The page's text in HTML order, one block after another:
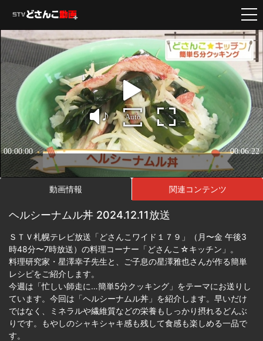
動画情報 関連コンテンツ
ヘルシーナムル丼 2024.12.11放送
ＳＴＶ札幌テレビ放送「どさんこワイド１７９」（月〜金 午後3
時48分〜7時放送）の料理コーナー「どさんこ☆キッチン」。
料理研究家・星澤幸子先生と、ご子息の星澤雅也さんが作る簡単
レシピをご紹介します。
今週は「忙しい師走に…簡単5分クッキング」をテーマにお送りし
ています。今回は「ヘルシーナムル丼」を紹介します。早いだけ
ではなく、ミネラルや繊維質などの栄養もしっかり摂れるどんぶ
りです。もやしのシャキシャキ感も残して食感も楽しめる一品で
す。